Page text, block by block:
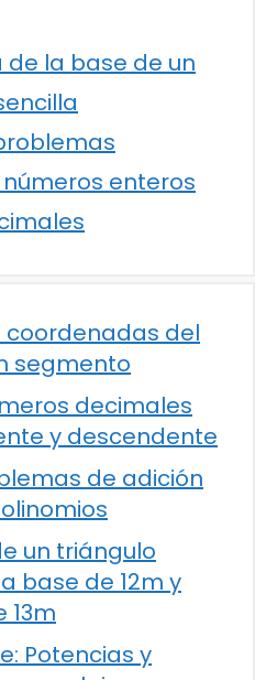
la base de un
enteros
del
segmento
decimales
y descendente
de adición
un triángulo
base de 12m y
13m
Potencias y